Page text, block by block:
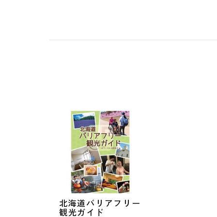
北海道バリアフリー
観光ガイド